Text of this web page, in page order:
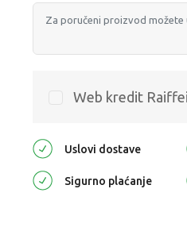
Web kredit
Uslovi dostave
Sigurno plaćanje